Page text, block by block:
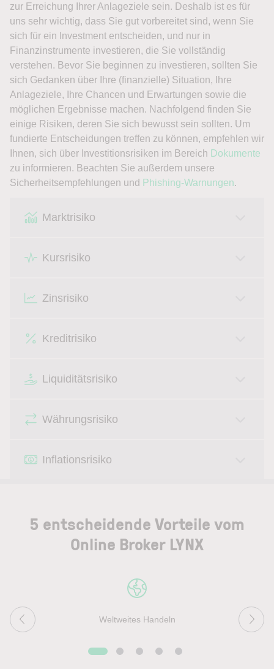
zur Erreichung Ihrer Anlageziele sein. Deshalb ist es für
uns sehr wichtig, dass Sie gut vorbereitet sind, wenn Sie
sich für ein Investment entscheiden, und nur in
Finanzinstrumente investieren, die Sie vollständig
verstehen. Bevor Sie beginnen zu investieren, sollten Sie
sich Gedanken über Ihre (finanzielle) Situation, Ihre
Anlageziele, Ihre Chancen und Erwartungen sowie die
möglichen Ergebnisse machen. Nachfolgend finden Sie
einige Risiken, deren Sie sich bewusst sein sollten. Um
fundierte Entscheidungen treffen zu können, empfehlen wir
Ihnen, sich über Investitionsrisiken im Bereich Dokumente
zu informieren. Beachten Sie außerdem unsere
Sicherheitsempfehlungen und Phishing-Warnungen.
Marktrisiko
Kursrisiko
Zinsrisiko
Kreditrisiko
Liquiditätsrisiko
Währungsrisiko
Inflationsrisiko
5 entscheidende Vorteile vom
Online Broker LYNX
Weltweites Handeln